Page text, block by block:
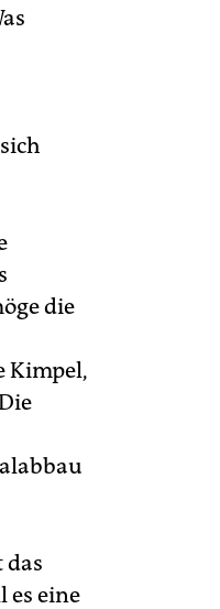
die
Kimpel,
es eine